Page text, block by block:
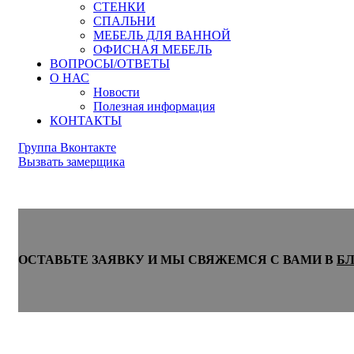
СТЕНКИ
СПАЛЬНИ
МЕБЕЛЬ ДЛЯ ВАННОЙ
ОФИСНАЯ МЕБЕЛЬ
ВОПРОСЫ/ОТВЕТЫ
О НАС
Новости
Полезная информация
КОНТАКТЫ
Группа Вконтакте
Вызвать замерщика
ОСТАВЬТЕ ЗАЯВКУ И МЫ СВЯЖЕМСЯ С ВАМИ В